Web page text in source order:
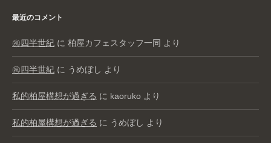
最近のコメント
㊗️四半世紀 に 柏屋カフェスタッフ一同 より
㊗️四半世紀 に うめぼし より
私的柏屋構想が過ぎる に kaoruko より
私的柏屋構想が過ぎる に うめぼし より